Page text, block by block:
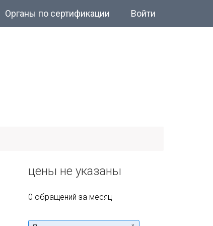
Органы по сертификации Войти
цены не указаны
0 обращений за месяц